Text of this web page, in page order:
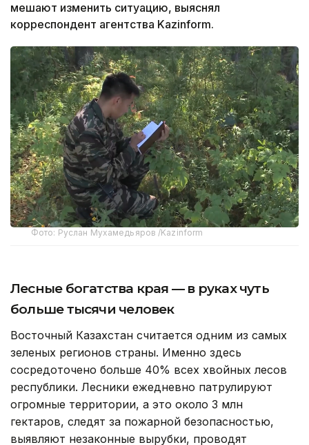
мешают изменить ситуацию, выяснял
корреспондент агентства Kazinform.
Фото: Руслан Мухамедьяров /Kazinform
Лесные богатства края — в руках чуть
больше тысячи человек
Восточный Казахстан считается одним из самых
зеленых регионов страны. Именно здесь
сосредоточено больше 40% всех хвойных лесов
республики. Лесники ежедневно патрулируют
огромные территории, а это около 3 млн
гектаров, следят за пожарной безопасностью,
выявляют незаконные вырубки, проводят